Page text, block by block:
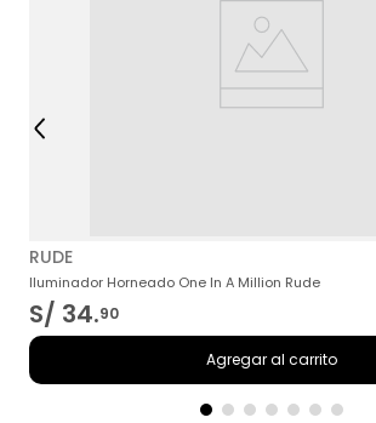
RUDE
Iluminador Horneado One In A Million Rude
S/ 34.90
Agregar al carrito